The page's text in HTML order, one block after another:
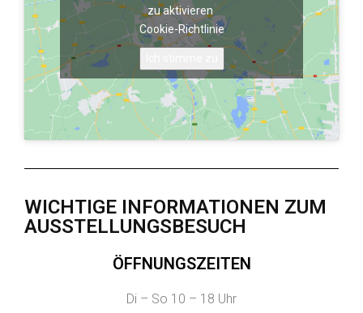
zu aktivieren
Cookie-Richtlinie
WICHTIGE INFORMATIONEN ZUM
AUSSTELLUNGSBESUCH
ÖFFNUNGSZEITEN
Di – So 10 – 18 Uhr